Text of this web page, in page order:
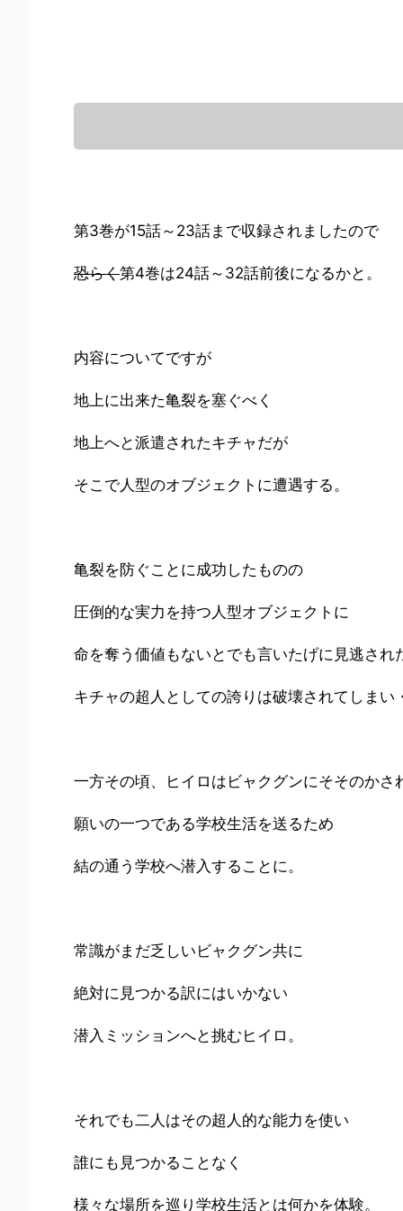
第3巻が15話～23話まで収録されましたので
恐らく第4巻は24話～32話前後になるかと。
内容についてですが
地上に出来た亀裂を塞ぐべく
地上へと派遣されたキチャだが
そこで人型のオブジェクトに遭遇する。
亀裂を防ぐことに成功したものの
圧倒的な実力を持つ人型オブジェクトに
命を奪う価値もないとでも言いたげに見逃され
キチャの超人としての誇りは破壊されてしまい
一方その頃、ヒイロはビャクグンにそそのかさ
願いの一つである学校生活を送るため
結の通う学校へ潜入することに。
常識がまだ乏しいビャクグン共に
絶対に見つかる訳にはいかない
潜入ミッションへと挑むヒイロ。
それでも二人はその超人的な能力を使い
誰にも見つかることなく
様々な場所を巡り学校生活とは何かを体験。